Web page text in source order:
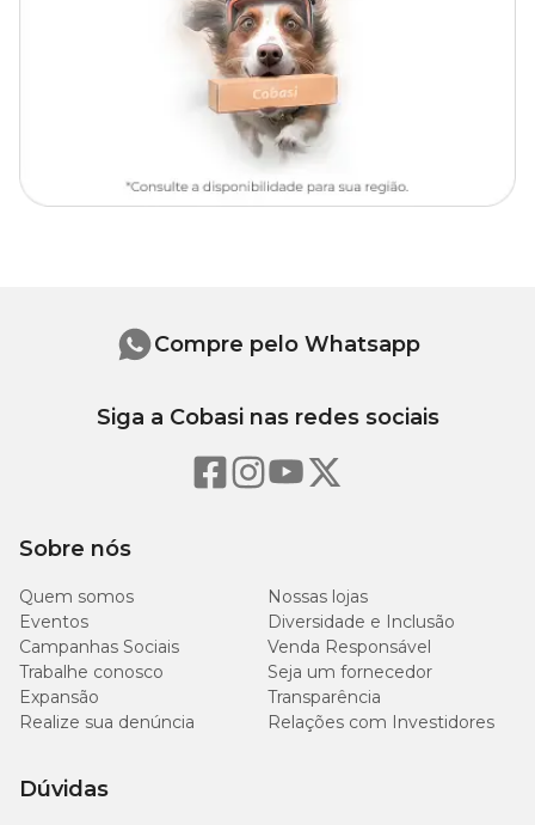
Após o plantio, manter o solo e/ou substrato úmido, sem
encharcar, para obter melhores resultados.
Sementeira: 3 cm entre sementes;
Transplantio: 25 a 30 dias após a germinação;
Sementes por gramas: 200 a 250;
Sobre nós
Quem somos
Nossas lojas
Eventos
Diversidade e Inclusão
Campanhas Sociais
Venda Responsável
Trabalhe conosco
Seja um fornecedor
Expansão
Transparência
Realize sua denúncia
Relações com Investidores
Dúvidas
Compre pelo Whatsapp
Siga a Cobasi nas redes sociais